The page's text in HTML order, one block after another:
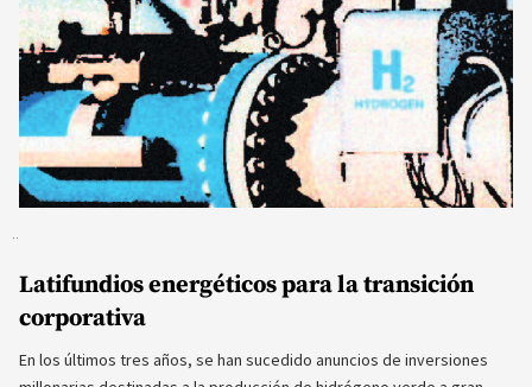
Latifundios energéticos para la transición
corporativa
En los últimos tres años, se han sucedido anuncios de inversiones